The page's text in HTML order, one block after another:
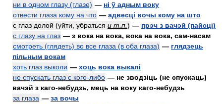
ни в одном глазу (глазе) — ні ў адным воку
отвести глаза кому на что — адвесці вочы кому на што
с глаз долой (уйти, убраться и т.п. ) — прэч з вачэй (пайсці)
с глазу на глаз — з вока на вока, вока на вока, сам-насам
смотреть (глядеть) во все глаза (в оба глаза) — глядзець
пільным вокам
хоть глаз выколи — хоць вока выкалі
не спускать глаз с кого-либо — не зводзіць (не спускаць)
вачэй з каго-небудзь, мець на воку каго-небудзь
за глаза — за вочы